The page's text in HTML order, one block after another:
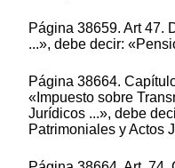
Página 38659. Art 47.
...», debe decir:
Página 38664.
«Impuesto sobre
Jurídicos ...», debe
Patrimoniales y Actos